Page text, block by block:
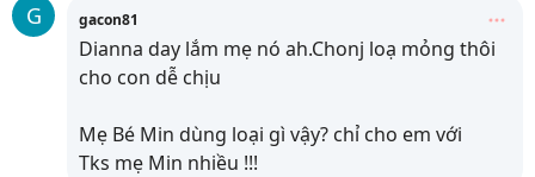
G gacon81
Dianna day lắm mẹ nó ah.Chonj loạ mỏng thôi
cho con dễ chịu
Mẹ Bé Min dùng loại gì vậy? chỉ cho em với
Tks mẹ Min nhiều !!!